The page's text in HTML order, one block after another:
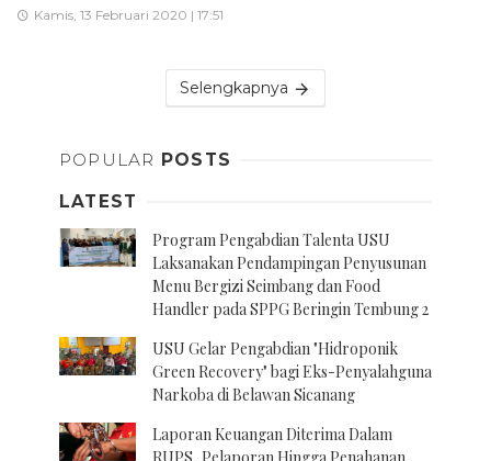
Kamis, 13 Februari 2020 | 17:51
Selengkapnya
POPULAR POSTS
LATEST
Program Pengabdian Talenta USU
Laksanakan Pendampingan Penyusunan
Menu Bergizi Seimbang dan Food
Handler pada SPPG Beringin Tembung 2
USU Gelar Pengabdian "Hidroponik
Green Recovery" bagi Eks-Penyalahguna
Narkoba di Belawan Sicanang
Laporan Keuangan Diterima Dalam
RUPS, Pelaporan Hingga Penahanan